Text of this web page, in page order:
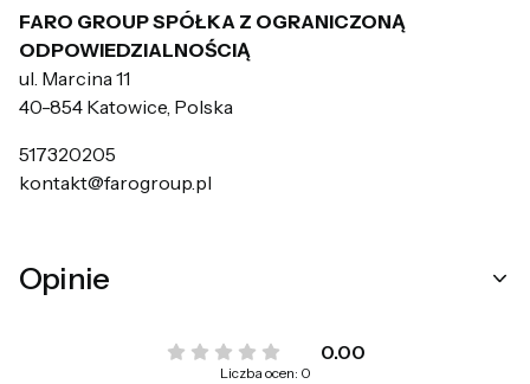
FARO GROUP SPÓŁKA Z OGRANICZONĄ
ODPOWIEDZIALNOŚCIĄ
ul. Marcina 11
40-854 Katowice, Polska
517320205
kontakt@farogroup.pl
Opinie
0.00
Liczba ocen: 0